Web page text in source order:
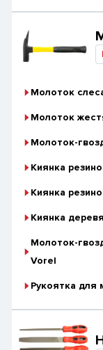
Молоток
Молоток
Молоток-
Киянка
Киянка
Киянка
Молоток-
Vorel
Рукоятка для